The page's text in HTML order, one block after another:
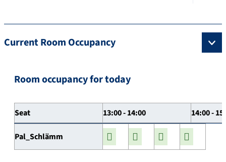
Current Room Occupancy
Room occupancy for today
Seat 13:00 - 14:00 14:00 -
Pal_Schlämm